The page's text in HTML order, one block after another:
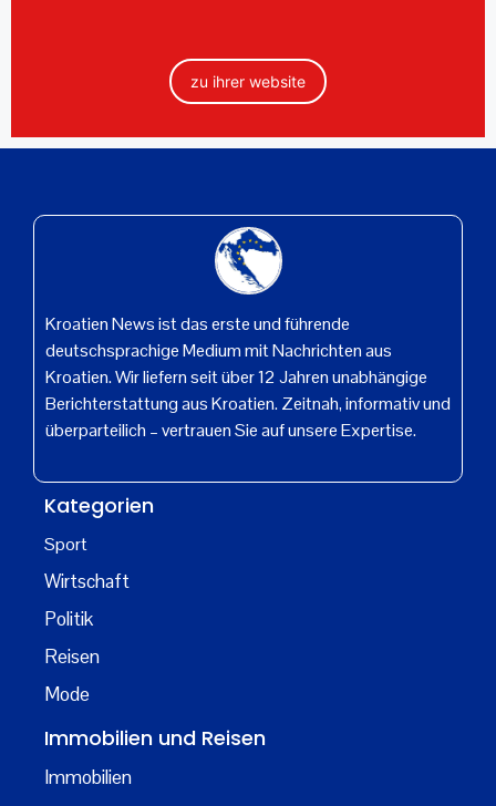
zu ihrer website
Kroatien News ist das erste und führende
deutschsprachige Medium mit Nachrichten aus
Kroatien. Wir liefern seit über 12 Jahren unabhängige
Berichterstattung aus Kroatien. Zeitnah, informativ und
überparteilich – vertrauen Sie auf unsere Expertise.
Kategorien
Sport
Wirtschaft
Politik
Reisen
Mode
Immobilien und Reisen
Immobilien